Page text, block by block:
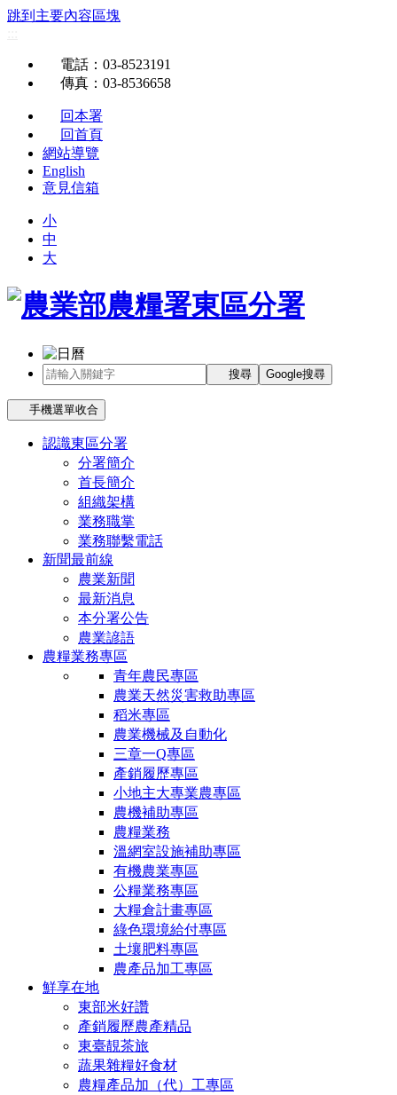
跳到主要內容區塊
電話 ：03-8523191
傳真 ：03-8536658
回本署
回首頁
網站導覽
English
意見信箱
小
中
大
搜尋 Google搜尋
手機選單收合
認識東區分署
分署簡介
首長簡介
組織架構
業務職掌
業務聯繫電話
新聞最前線
農業新聞
最新消息
本分署公告
農業諺語
農糧業務專區
青年農民專區
農業天然災害救助專區
稻米專區
農業機械及自動化
三章一Q專區
產銷履歷專區
小地主大專業農專區
農機補助專區
農糧業務
溫網室設施補助專區
有機農業專區
公糧業務專區
大糧倉計畫專區
綠色環境給付專區
土壤肥料專區
農產品加工專區
鮮享在地
東部米好讚
產銷履歷農產精品
東臺靚茶旅
蔬果雜糧好食材
農糧產品加（代）工專區